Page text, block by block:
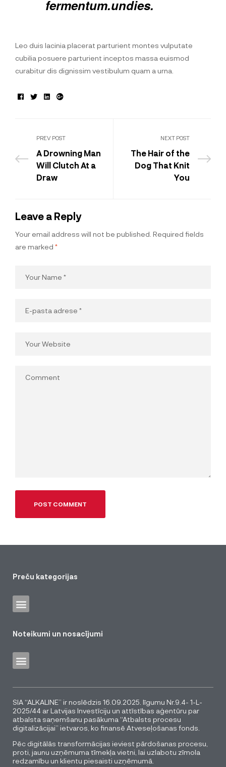
fermentum.undies.
Leo duis lacinia placerat parturient montes vulputate
cubilia posuere parturient inceptos massa euismod
curabitur dis dignissim vestibulum quam a urna.
Facebook
TwitterLinkedin
Google+
PREV POST
A Drowning Man
Will Clutch At a
Draw
NEXT POST
The Hair of the
Dog That Knit
You
Leave a Reply
Your email address will not be published. Required fields
are marked *
Preču kategorijas
Noteikumi un nosacījumi
SIA “ALKALINE” ir noslēdzis 16.09.2025. līgumu Nr.9.4- 1-L-
2025/44 ar Latvijas Investīciju un attīstības aģentūru par
atbalsta saņemšanu pasākuma “Atbalsts procesu
digitalizācijai” ietvaros, ko finansē Atveseļošanas fonds.
Pēc digitālās transformācijas ieviest pārdošanas procesu,
proti, jaunu uzņēmuma tīmekļa vietni, lai uzlabotu zīmola
redzamību un klientu piesaisti uzņēmumā.